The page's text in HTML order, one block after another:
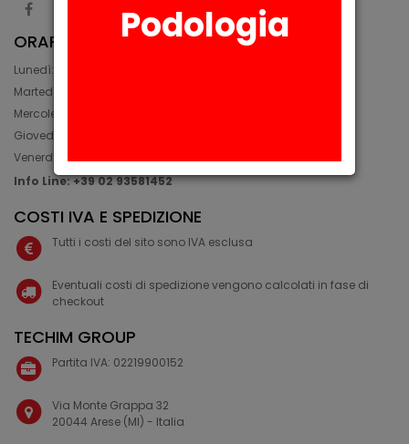
ORARIO
Lunedì: 08:30 - 12:30, 14:00 - 17:45
Martedì: 08:30 - 12:30, 14:00 - 17:00
Mercoledì: 08:30 - 12:30, 14:00 - 17:00
Giovedì: 09:30 - 12:30, 14:00 - 17:00
Venerdì: 08:30 - 12:30, 14:00 - 17:00
Info Line: +39 02 93581452
COSTI IVA E SPEDIZIONE
Tutti i costi del sito sono IVA esclusa
Eventuali costi di spedizione vengono calcolati in fase di
checkout
TECHIM GROUP
Partita IVA: 02219900152
Via Monte Grappa 32
20044 Arese (MI) - Italia
Podologia